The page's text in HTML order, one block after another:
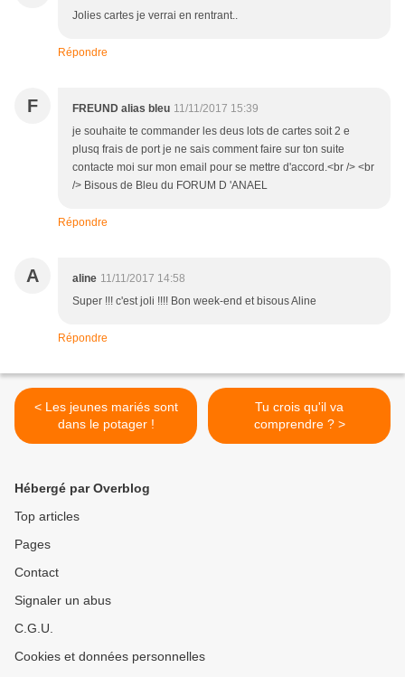
Jolies cartes je verrai en rentrant..
Répondre
F FREUND alias bleu 11/11/2017 15:39
je souhaite te commander les deus lots de cartes soit 2 e
plusq frais de port je ne sais comment faire sur ton suite
contacte moi sur mon email pour se mettre d'accord.<br /> <br
/> Bisous de Bleu du FORUM D 'ANAEL
Répondre
A aline 11/11/2017 14:58
Super !!! c'est joli !!!! Bon week-end et bisous Aline
Répondre
< Les jeunes mariés sont
dans le potager !
Tu crois qu'il va
comprendre ? >
Hébergé par Overblog
Top articles
Pages
Contact
Signaler un abus
C.G.U.
Cookies et données personnelles